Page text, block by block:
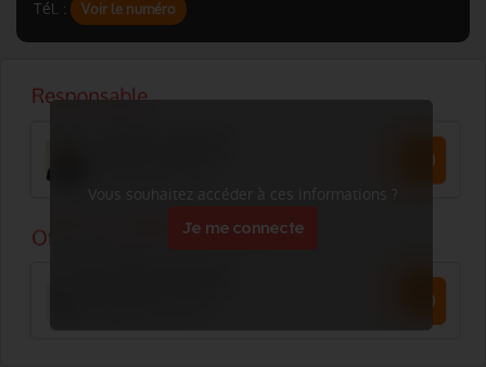
Tél. : Voir le numéro
Vous souhaitez accéder à ces informations ?
Je me connecte